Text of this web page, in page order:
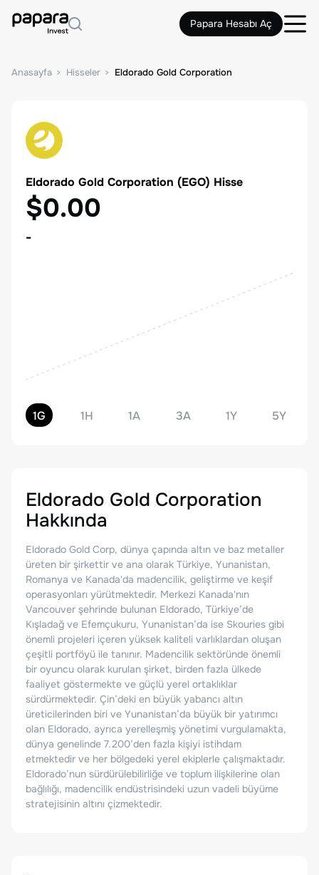
Papara Hesabı Aç
Anasayfa Hisseler Eldorado Gold Corporation
Eldorado Gold Corporation (EGO) Hisse
$0.00
-
1G 1H 1A 3A 1Y 5Y
Eldorado Gold Corporation
Hakkında
Eldorado Gold Corp, dünya çapında altın ve baz metaller
üreten bir şirkettir ve ana olarak Türkiye, Yunanistan,
Romanya ve Kanada'da madencilik, geliştirme ve keşif
operasyonları yürütmektedir. Merkezi Kanada'nın
Vancouver şehrinde bulunan Eldorado, Türkiye’de
Kışladağ ve Efemçukuru, Yunanistan’da ise Skouries gibi
önemli projeleri içeren yüksek kaliteli varlıklardan oluşan
çeşitli portföyü ile tanınır. Madencilik sektöründe önemli
bir oyuncu olarak kurulan şirket, birden fazla ülkede
faaliyet göstermekte ve güçlü yerel ortaklıklar
sürdürmektedir. Çin’deki en büyük yabancı altın
üreticilerinden biri ve Yunanistan’da büyük bir yatırımcı
olan Eldorado, ayrıca yerelleşmiş yönetimi vurgulamakta,
dünya genelinde 7.200’den fazla kişiyi istihdam
etmektedir ve her bölgedeki yerel ekiplerle çalışmaktadır.
Eldorado’nun sürdürülebilirliğe ve toplum ilişkilerine olan
bağlılığı, madencilik endüstrisindeki uzun vadeli büyüme
stratejisinin altını çizmektedir.